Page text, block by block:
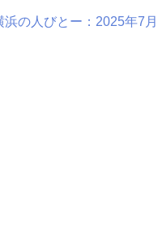
の人びとー：2025年7